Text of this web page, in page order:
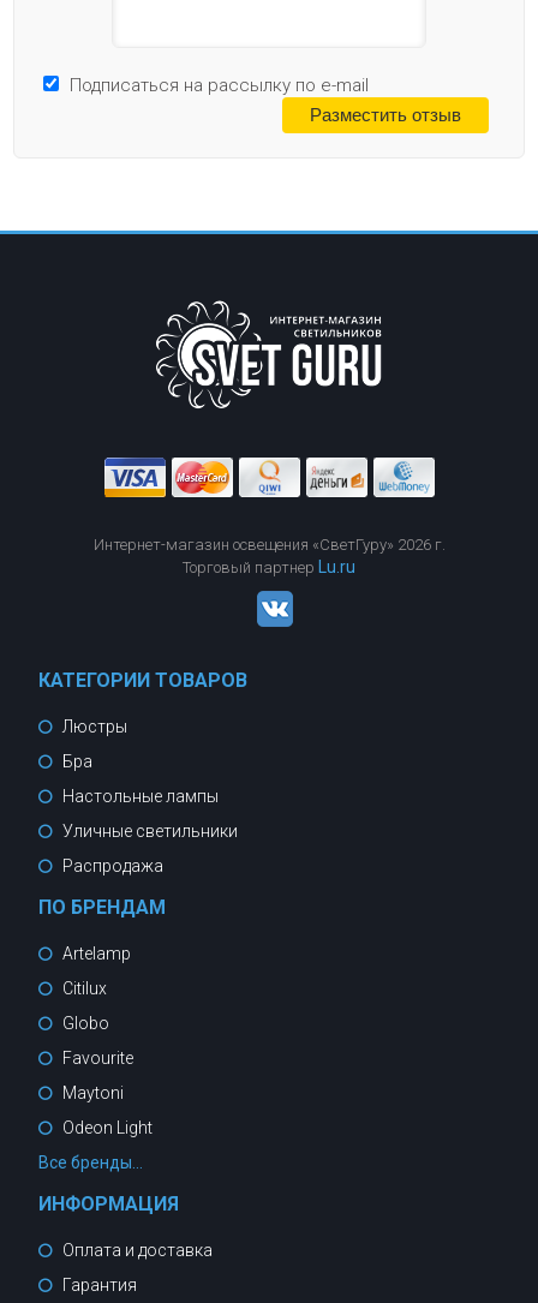
Подписаться на рассылку по e-mail
Интернет-магазин освещения «СветГуру» 2026 г.
Торговый партнер Lu.ru
КАТЕГОРИИ ТОВАРОВ
Люстры
Бра
Настольные лампы
Уличные светильники
Распродажа
ПО БРЕНДАМ
Artelamp
Citilux
Globo
Favourite
Maytoni
Odeon Light
Все бренды...
ИНФОРМАЦИЯ
Оплата и доставка
Гарантия